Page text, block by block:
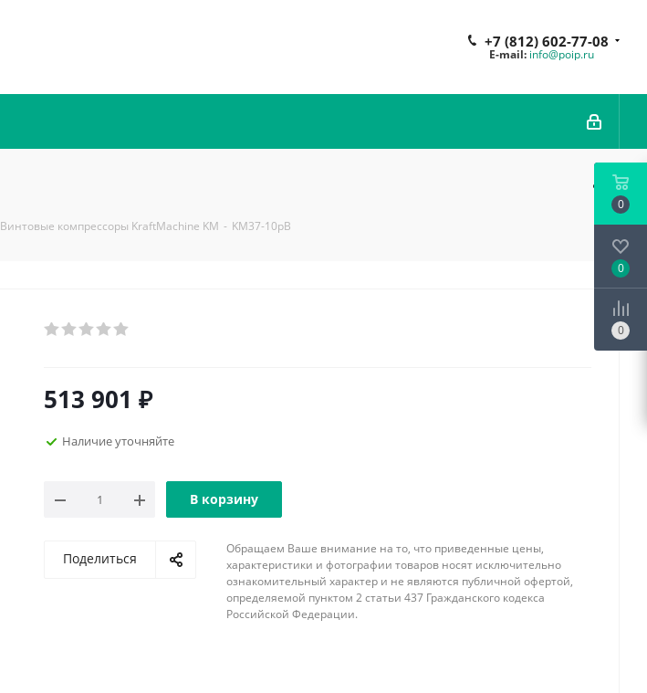
+7 (812) 602-77-08
E-mail: info@poip.ru
Винтовые компрессоры KraftMachine KM - KM37-10рВ
513 901 ₽
Наличие уточняйте
В корзину
Поделиться
Обращаем Ваше внимание на то, что приведенные цены,
характеристики и фотографии товаров носят исключительно
ознакомительный характер и не являются публичной офертой,
определяемой пунктом 2 статьи 437 Гражданского кодекса
Российской Федерации.
0
0
0